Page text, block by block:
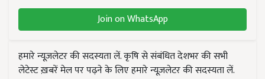
Join on WhatsApp
हमारे न्यूज़लेटर की सदस्यता लें. कृषि से संबंधित देशभर की सभी
लेटेस्ट ख़बरें मेल पर पढ़ने के लिए हमारे न्यूज़लेटर की सदस्यता लें.